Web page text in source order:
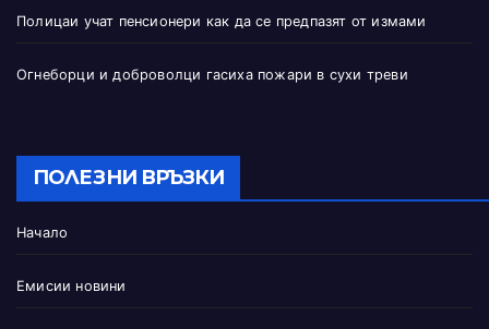
Полицаи учат пенсионери как да се предпазят от измами
Огнеборци и доброволци гасиха пожари в сухи треви
ПОЛЕЗНИ ВРЪЗКИ
Начало
Емисии новини